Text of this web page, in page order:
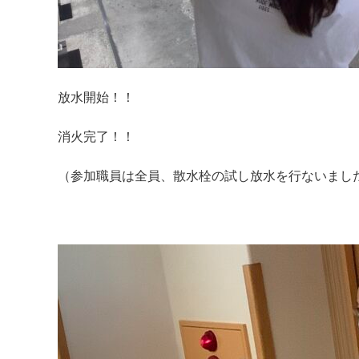
放水開始！！
消火完了！！
（参加職員は全員、散水栓の試し放水を行ないまし